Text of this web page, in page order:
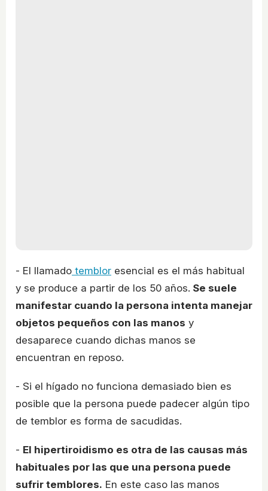
- El llamado temblor esencial es el más habitual
y se produce a partir de los 50 años. Se suele
manifestar cuando la persona intenta manejar
objetos pequeños con las manos y
desaparece cuando dichas manos se
encuentran en reposo.
- Si el hígado no funciona demasiado bien es
posible que la persona puede padecer algún tipo
de temblor es forma de sacudidas.
- El hipertiroidismo es otra de las causas más
habituales por las que una persona puede
sufrir temblores. En este caso las manos